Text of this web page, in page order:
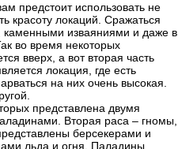
предстоит использовать не
красоту локаций. Сражаться
каменными изваяниями и даже в
во время некоторых
вверх, а вот вторая часть
локация, где есть
на них очень высокая.
представлена двумя
Вторая раса – гномы,
берсекерами и
льда и огня. Паладины